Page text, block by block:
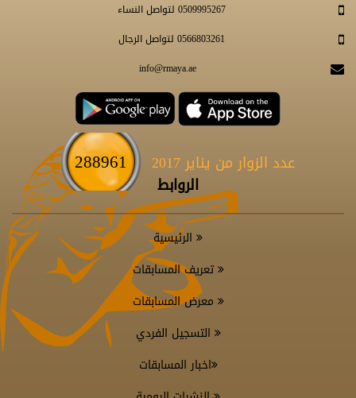
0509995267 لتواصل النساء
0566803261 لتواصل الرجال
info@rmaya.ae
عدد الزوار من يناير 2017 288961
الروابط
الرئيسية
تعريف المسابقات
معرض المسابقات
التسجيل الفردي
اخبار المسابقات